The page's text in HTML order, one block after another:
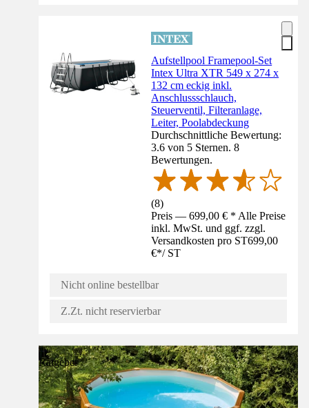
Aufstellpool Framepool-Set
Intex Ultra XTR 549 x 274 x
132 cm eckig inkl.
Anschlussschlauch,
Steuerventil, Filteranlage,
Leiter, Poolabdeckung
Durchschnittliche Bewertung:
3.6 von 5 Sternen. 8
Bewertungen.
(8)
Preis — 699,00 € * Alle Preise
inkl. MwSt. und ggf. zzgl.
Versandkosten pro ST699,00
€*/ ST
Nicht online bestellbar
Z.Zt. nicht reservierbar
Ratgeber